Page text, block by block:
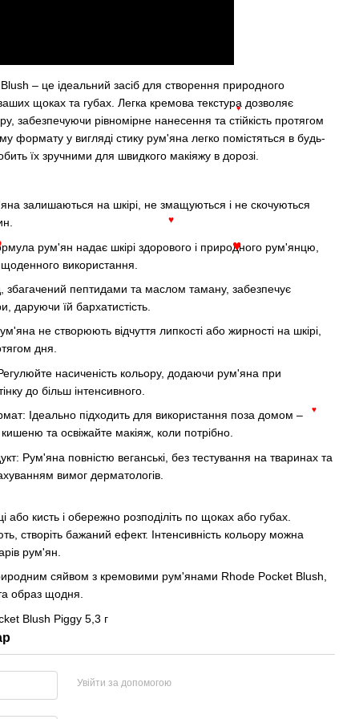
– це ідеальний засіб для створення природного
щоках та губах. Легка кремова текстура дозволяє
забезпечуючи рівномірне нанесення та стійкість протягом
формату у вигляді стику рум'яна легко помістяться в будь-
їх зручними для швидкого макіяжу в дорозі.
залишаються на шкірі, не змащуються і не скочуються
рум'ян надає шкірі здорового і природного рум'янцю,
використання.
пептидами та маслом таману, забезпечує
даруючи їй бархатистість.
не створюють відчуття липкості або жирності на шкірі,
дня.
насиченість кольору, додаючи рум'яна при
до більш інтенсивного.
Ідеально підходить для використання поза домом –
та освіжайте макіяж, коли потрібно.
Рум'яна повністю веганські, без тестування на тваринах та
вимог дерматологів.
або кисть і обережно розподіліть по щоках або губах.
створіть бажаний ефект. Інтенсивність кольору можна
рум'ян.
сяйвом з кремовими рум'янами Rhode Pocket Blush,
образ щодня.
Увійти за допомогою
♥